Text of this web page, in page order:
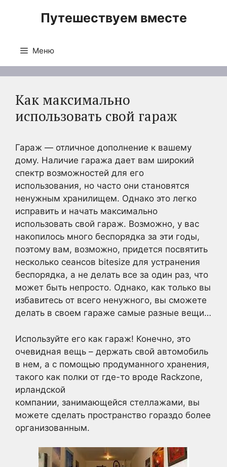
Путешествуем вместе
Меню
Как максимально
использовать свой гараж
Гараж — отличное дополнение к вашему
дому. Наличие гаража дает вам широкий
спектр возможностей для его
использования, но часто они становятся
ненужным хранилищем. Однако это легко
исправить и начать максимально
использовать свой гараж. Возможно, у вас
накопилось много беспорядка за эти годы,
поэтому вам, возможно, придется посвятить
несколько сеансов bitesize для устранения
беспорядка, а не делать все за один раз, что
может быть непросто. Однако, как только вы
избавитесь от всего ненужного, вы сможете
делать в своем гараже самые разные вещи…
Используйте его как гараж! Конечно, это
очевидная вещь – держать свой автомобиль
в нем, а с помощью продуманного хранения,
такого как полки от где-то вроде Rackzone,
ирландской
компании, занимающейся стеллажами, вы
можете сделать пространство гораздо более
организованным.